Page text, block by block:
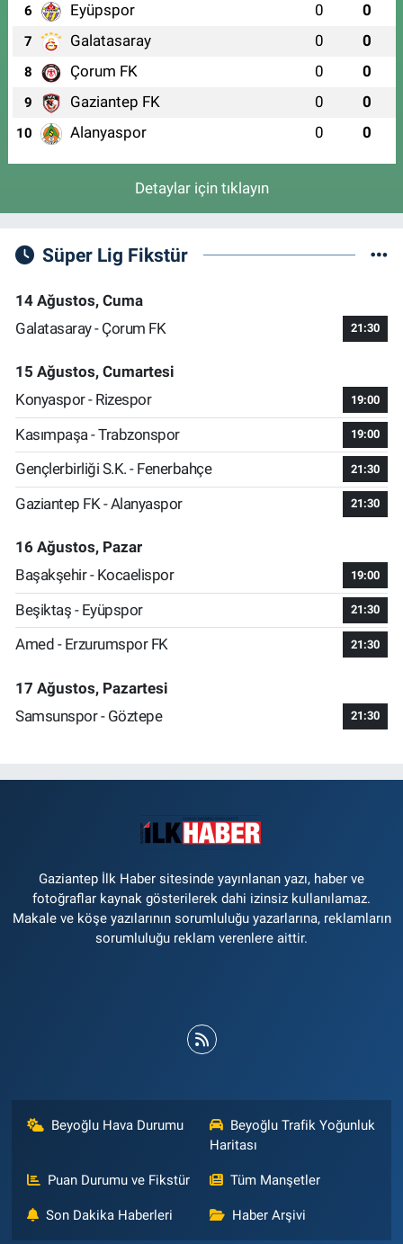
6 Eyüpspor 0 0
7 Galatasaray 0 0
8 Çorum FK 0 0
9 Gaziantep FK 0 0
10 Alanyaspor 0 0
Detaylar için tıklayın
Süper Lig Fikstür
14 Ağustos, Cuma
Galatasaray - Çorum FK
21:30
15 Ağustos, Cumartesi
Konyaspor - Rizespor
19:00
Kasımpaşa - Trabzonspor 19:00
Gençlerbirliği S.K. - Fenerbahçe 21:30
Gaziantep FK - Alanyaspor 21:30
16 Ağustos, Pazar
Başakşehir - Kocaelispor
19:00
Beşiktaş - Eyüpspor 21:30
Amed - Erzurumspor FK 21:30
17 Ağustos, Pazartesi
Samsunspor - Göztepe
21:30
Gaziantep İlk Haber sitesinde yayınlanan yazı, haber ve
fotoğraflar kaynak gösterilerek dahi izinsiz kullanılamaz.
Makale ve köşe yazılarının sorumluluğu yazarlarına, reklamların
sorumluluğu reklam verenlere aittir.
Beyoğlu Hava Durumu
Beyoğlu Trafik Yoğunluk
Haritası
Puan Durumu ve Fikstür Tüm Manşetler
Son Dakika Haberleri Haber Arşivi